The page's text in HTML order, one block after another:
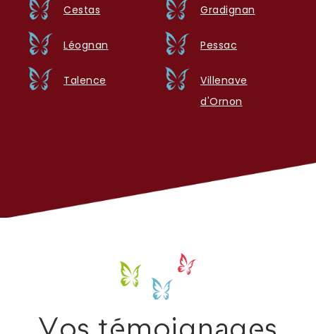
Cestas Gradignan
Léognan Pessac
Talence
Villenave
d'Ornon